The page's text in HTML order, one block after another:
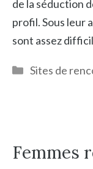
de la séduction
profil. Sous leur
sont assez
Catégories
Sites de
Femmes